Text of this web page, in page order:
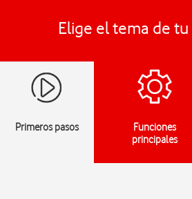
Elige el tema de
Primeros pasos
Funciones
principales